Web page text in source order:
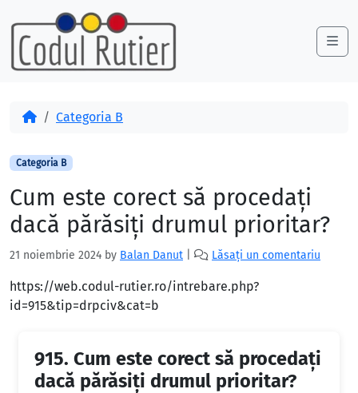
Skip to content
Skip to footer
AcasăCategoria B
Categoria B
Cum este corect să procedaţi
dacă părăsiţi drumul prioritar?
21 noiembrie 2024 by Balan Danut Lăsați un comentariu
https://web.codul-rutier.ro/intrebare.php?
id=915&tip=drpciv&cat=b
915. Cum este corect să procedaţi
dacă părăsiţi drumul prioritar?